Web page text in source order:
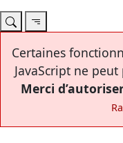
Certaines
JavaScript ne
Merci